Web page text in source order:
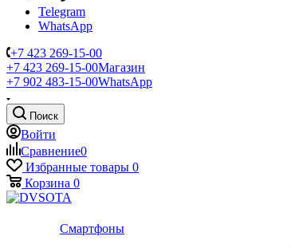
Telegram
WhatsApp
+7 423 269-15-00
+7 423 269-15-00Магазин
+7 902 483-15-00WhatsApp
Поиск
Войти
Сравнение0
Избранные товары 0
Корзина 0
Смартфоны